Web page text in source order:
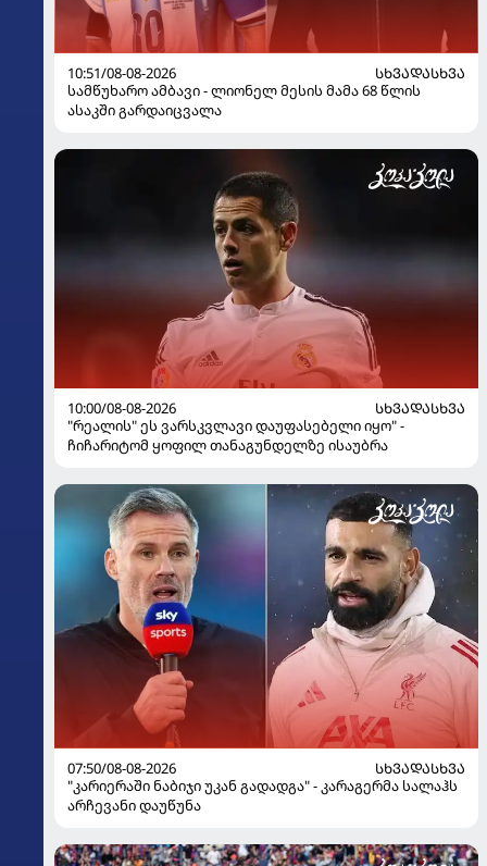
10:51/08-08-2026
ᲡᲮᲕᲐᲓᲐᲡᲮᲕᲐ
სამწუხარო ამბავი - ლიონელ მესის მამა 68 წლის
ასაკში გარდაიცვალა
10:00/08-08-2026
ᲡᲮᲕᲐᲓᲐᲡᲮᲕᲐ
"რეალის" ეს ვარსკვლავი დაუფასებელი იყო" -
ჩიჩარიტომ ყოფილ თანაგუნდელზე ისაუბრა
07:50/08-08-2026
ᲡᲮᲕᲐᲓᲐᲡᲮᲕᲐ
"კარიერაში ნაბიჯი უკან გადადგა" - კარაგერმა სალაჰს
არჩევანი დაუწუნა